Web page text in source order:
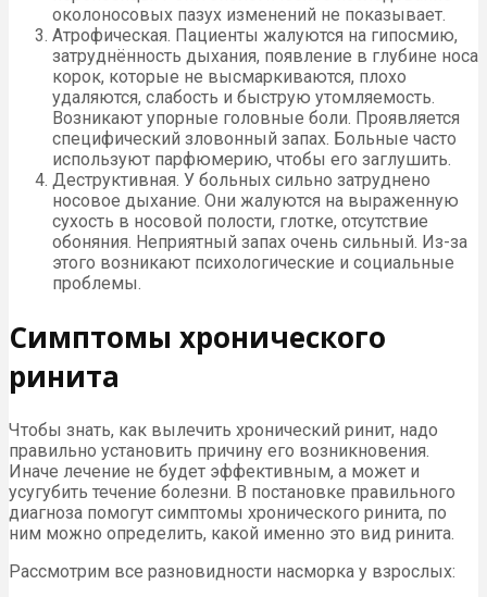
околоносовых пазух изменений не показывает.
Атрофическая. Пациенты жалуются на гипосмию,
затруднённость дыхания, появление в глубине носа
корок, которые не высмаркиваются, плохо
удаляются, слабость и быструю утомляемость.
Возникают упорные головные боли. Проявляется
специфический зловонный запах. Больные часто
используют парфюмерию, чтобы его заглушить.
Деструктивная. У больных сильно затруднено
носовое дыхание. Они жалуются на выраженную
сухость в носовой полости, глотке, отсутствие
обоняния. Неприятный запах очень сильный. Из-за
этого возникают психологические и социальные
проблемы.
Симптомы хронического
ринита
Чтобы знать, как вылечить хронический ринит, надо
правильно установить причину его возникновения.
Иначе лечение не будет эффективным, а может и
усугубить течение болезни. В постановке правильного
диагноза помогут симптомы хронического ринита, по
ним можно определить, какой именно это вид ринита.
Рассмотрим все разновидности насморка у взрослых: